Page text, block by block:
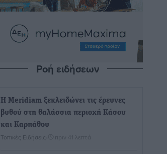
Ροή ειδήσεων
Η Meridiam ξεκλειδώνει τις έρευνες
βυθού στη θαλάσσια περιοχή Κάσου
και Καρπάθου
Τοπικές Ειδήσεις πριν 41 λεπτά